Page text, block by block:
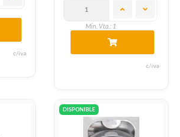
c/iva
Min. Vta.: 1
c/iva
DISPONIBLE